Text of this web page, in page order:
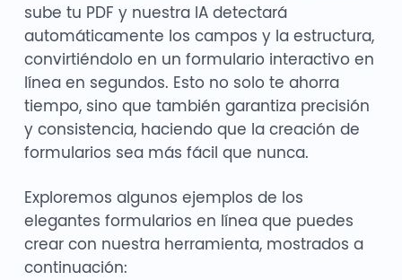
sube tu PDF y nuestra IA detectará
automáticamente los campos y la estructura,
convirtiéndolo en un formulario interactivo en
línea en segundos. Esto no solo te ahorra
tiempo, sino que también garantiza precisión
y consistencia, haciendo que la creación de
formularios sea más fácil que nunca.
Exploremos algunos ejemplos de los
elegantes formularios en línea que puedes
crear con nuestra herramienta, mostrados a
continuación: